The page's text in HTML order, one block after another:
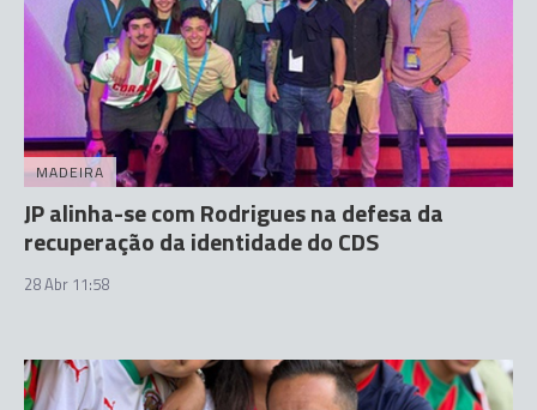
MADEIRA
JP alinha-se com Rodrigues na defesa da
recuperação da identidade do CDS
28 Abr 11:58